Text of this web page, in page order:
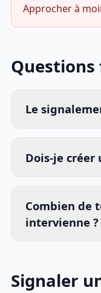
Approcher à
Le
Dois-je créer
Combien de
intervienne ?
Signaler